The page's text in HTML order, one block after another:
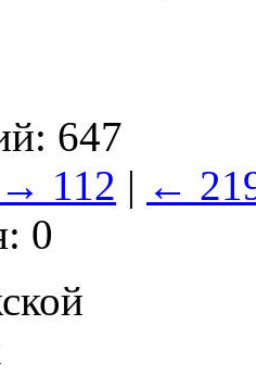
647
→ 112 | ←
0